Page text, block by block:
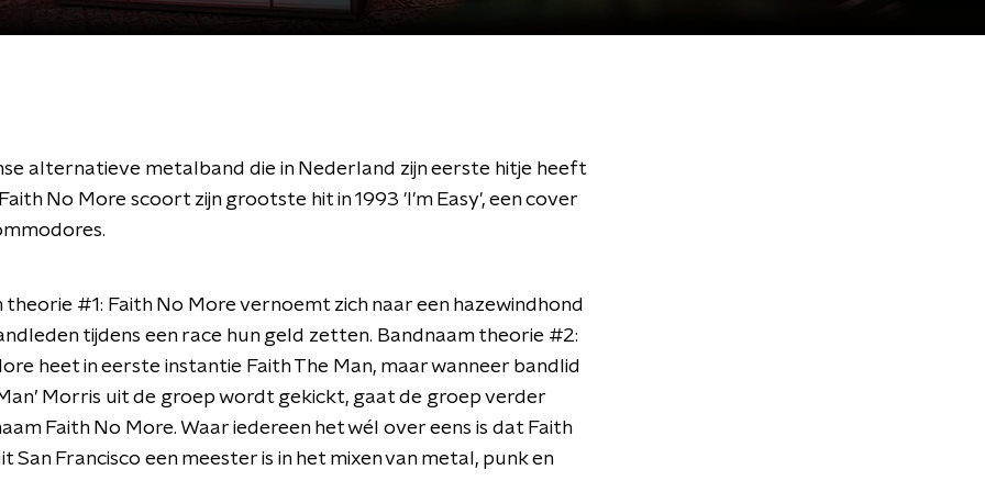
alternatieve metalband die in Nederland zijn eerste hitje heeft
No More scoort zijn grootste hit in 1993 'I'm Easy', een cover
theorie #1: Faith No More vernoemt zich naar een hazewindhond
tijdens een race hun geld zetten. Bandnaam theorie #2:
heet in eerste instantie Faith The Man, maar wanneer bandlid
Morris uit de groep wordt gekickt, gaat de groep verder
Faith No More. Waar iedereen het wél over eens is dat Faith
San Francisco een meester is in het mixen van metal, punk en